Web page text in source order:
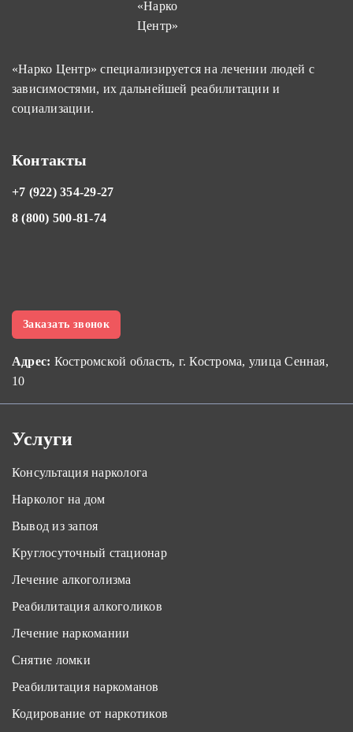
«Нарко Центр» специализируется на лечении людей с
зависимостями, их дальнейшей реабилитации и
социализации.
Контакты
+7 (922) 354-29-27
8 (800) 500-81-74
Заказать звонок
Адрес: Костромской область, г. Кострома, улица Сенная,
10
Услуги
Консультация нарколога
Нарколог на дом
Вывод из запоя
Круглосуточный стационар
Лечение алкоголизма
Реабилитация алкоголиков
Лечение наркомании
Снятие ломки
Реабилитация наркоманов
Кодирование от наркотиков